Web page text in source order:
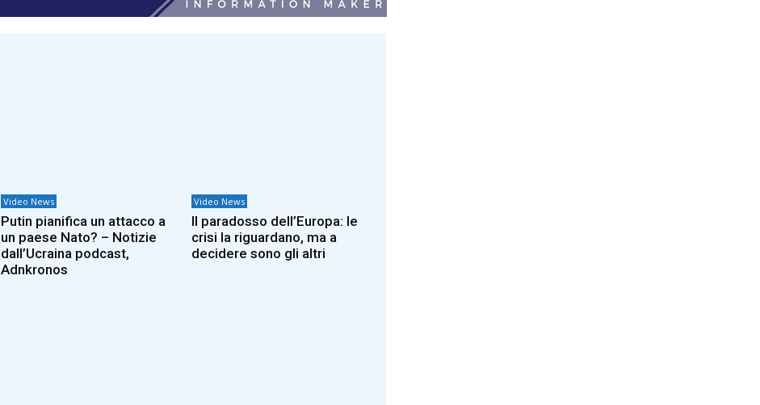
Video News
Putin pianifica un attacco a
un paese Nato? – Notizie
dall’Ucraina podcast,
Adnkronos
Video News
Il paradosso dell’Europa: le
crisi la riguardano, ma a
decidere sono gli altri